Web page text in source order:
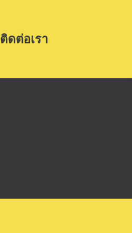
ติดต่อเรา